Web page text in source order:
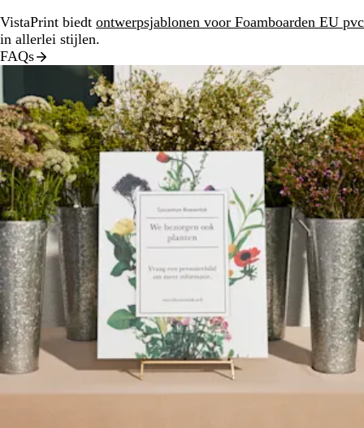
VistaPrint biedt ontwerpsjablonen voor Foamboarden EU pvc
in allerlei stijlen.
FAQs